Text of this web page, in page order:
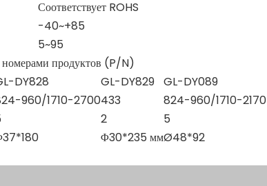
Соответствует ROHS
-40~+85
5~95
продуктов (P/N)
DY828 GL-DY829 GL-DY089
960/1710-2700433
824-960/1710-2170
2
5
Φ30*235 ммØ48*92